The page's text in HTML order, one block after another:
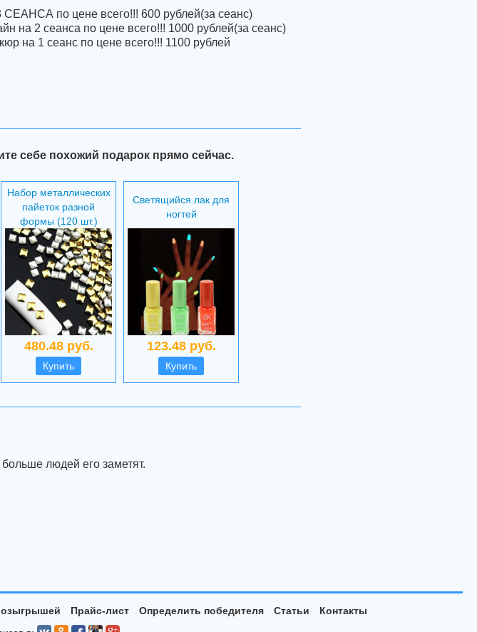
по цене всего!!! 600 рублей(за сеанс)
на 2 сеанса по цене всего!!! 1000 рублей(за сеанс)
на 1 сеанс по цене всего!!! 1100 рублей
себе похожий подарок прямо сейчас.
Набор металлических
пайеток разной
формы (120 шт.)
480.48 руб.
Купить
Светящийся лак для
ногтей
123.48 руб.
Купить
больше людей его заметят.
Прайс-лист Определить победителя Статьи
Контакты